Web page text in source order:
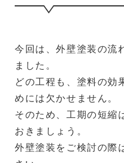
今回は、外壁塗装の流
ました。
どの工程も、塗料の効
めには欠かせません。
そのため、工期の短縮
おきましょう。
外壁塗装をご検討の際